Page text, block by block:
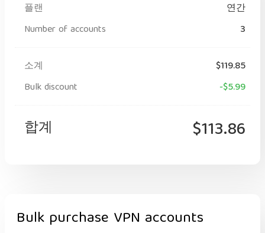
플랜
연간
Number of accounts
3
소계
$119.85
Bulk discount
-$5.99
합계 $113.86
Bulk purchase VPN accounts